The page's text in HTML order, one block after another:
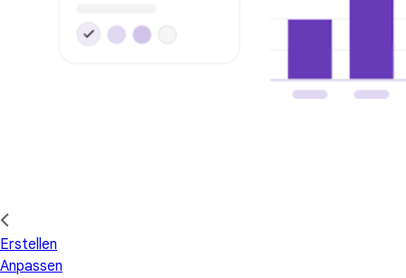
Erstellen
Anpassen